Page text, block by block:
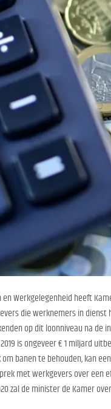
en Werkgelegenheid heeft
die werknemers in dienst
op dit loonniveau na de
is ongeveer € 1 miljard
banen te behouden, kan
met werkgevers over
zal de minister de Kamer